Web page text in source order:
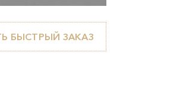
БЫСТРЫЙ ЗАКАЗ